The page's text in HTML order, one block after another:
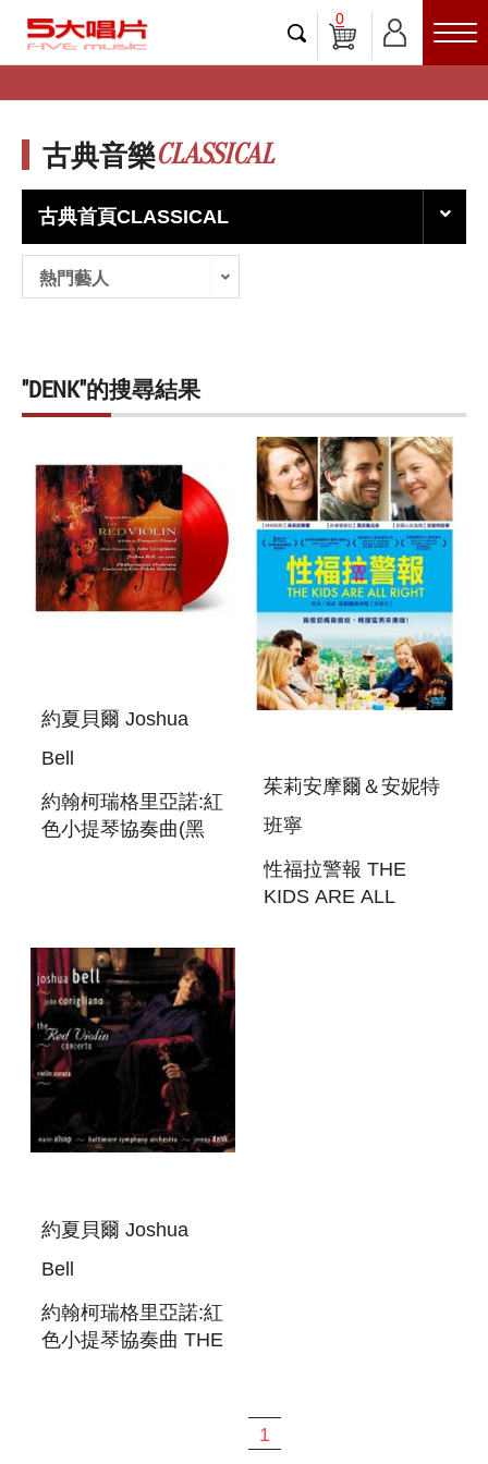
0
古典音樂CLASSICAL
古典首頁CLASSICAL
熱門藝人
"DENK"的搜尋結果
約夏貝爾 Joshua
Bell
約翰柯瑞格里亞諾:紅
色小提琴協奏曲(黑
茱莉安摩爾＆安妮特
班寧
性福拉警報 THE
KIDS ARE ALL
約夏貝爾 Joshua
Bell
約翰柯瑞格里亞諾:紅
色小提琴協奏曲 THE
1